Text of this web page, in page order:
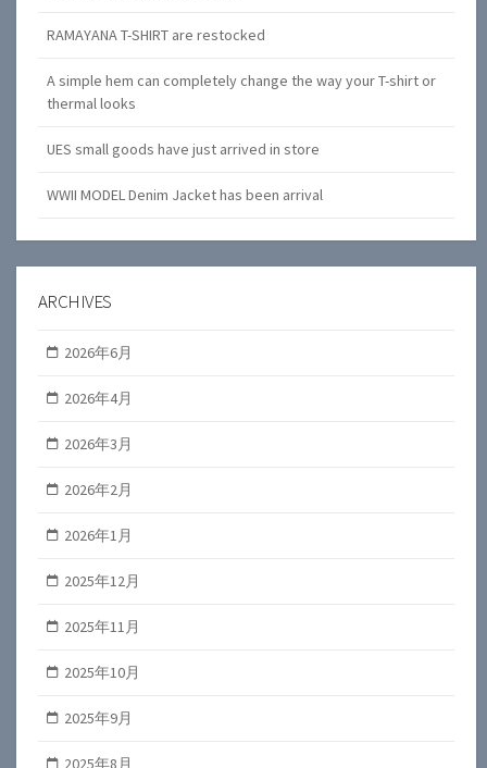
RAMAYANA T-SHIRT are restocked
A simple hem can completely change the way your T-shirt or
thermal looks
UES small goods have just arrived in store
WWII MODEL Denim Jacket has been arrival
ARCHIVES
2026年6月
2026年4月
2026年3月
2026年2月
2026年1月
2025年12月
2025年11月
2025年10月
2025年9月
2025年8月